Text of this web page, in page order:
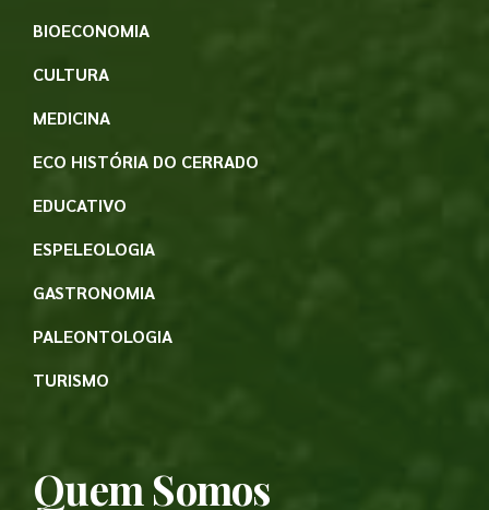
BIOECONOMIA
CULTURA
MEDICINA
ECO HISTÓRIA DO CERRADO
EDUCATIVO
ESPELEOLOGIA
GASTRONOMIA
PALEONTOLOGIA
TURISMO
Quem Somos